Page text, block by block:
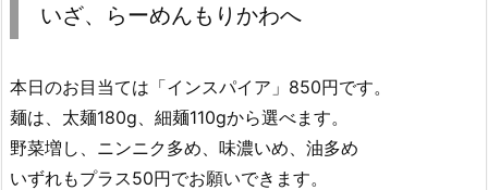
いざ、らーめんもりかわへ
本日のお目当ては「インスパイア」850円です。
麺は、太麺180g、細麺110gから選べます。
野菜増し、ニンニク多め、味濃いめ、油多め
いずれもプラス50円でお願いできます。